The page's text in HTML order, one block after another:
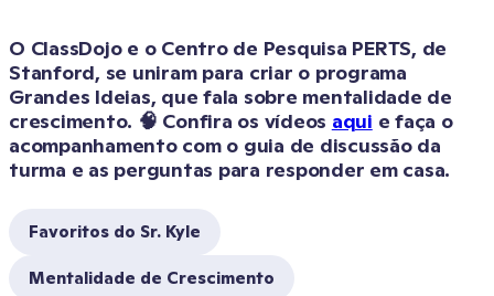
O ClassDojo e o Centro de Pesquisa PERTS, de
Stanford, se uniram para criar o programa
Grandes Ideias, que fala sobre mentalidade de
crescimento. 🧠 Confira os vídeos aqui e faça o
acompanhamento com o guia de discussão da
Favoritos do Sr. Kyle
Mentalidade de Crescimento